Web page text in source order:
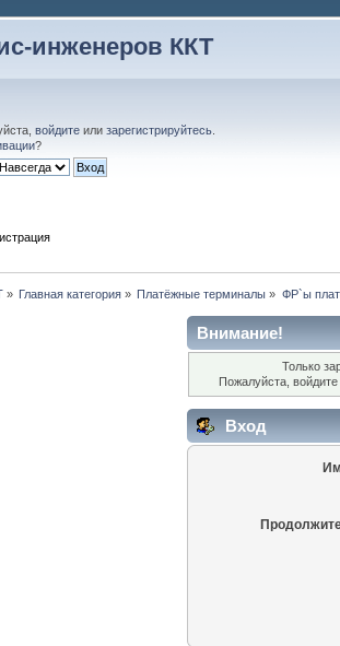
инженеров ККТ
войдитеили зарегистрируйтесь.
?
» Главная категория » Платёжные терминалы » ФР`ы
Внимание!
Только
Пожалуйста,
Вход